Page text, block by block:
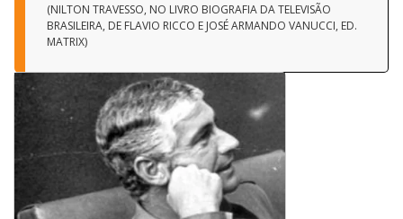
(NILTON TRAVESSO, NO LIVRO BIOGRAFIA DA TELEVISÃO
BRASILEIRA, DE FLAVIO RICCO E JOSÉ ARMANDO VANUCCI, ED.
MATRIX)